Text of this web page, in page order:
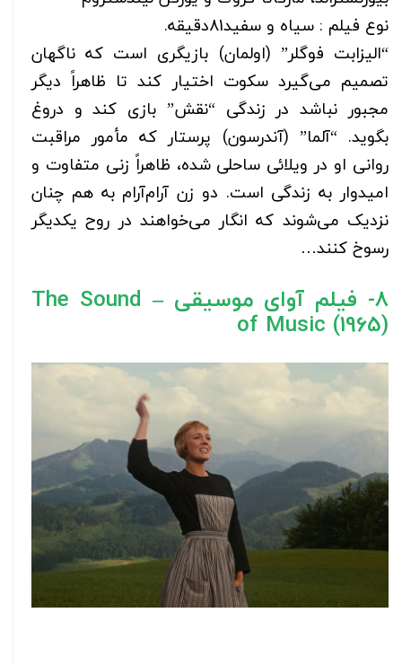
نوع فیلم : سیاه و سفید81دقیقه.
“الیزابت فوگلر” (اولمان) بازیگری است که ناگهان
تصمیم می‌گیرد سکوت اختیار کند تا ظاهراً دیگر
مجبور نباشد در زندگی “نقش” بازی کند و دروغ
بگوید. “آلما” (آندرسون) پرستار که مأمور مراقبت
روانی او در ویلائی ساحلی شده، ظاهراً زنی متفاوت و
امیدوار به زندگی است. دو زن آرام‌آرام به هم چنان
نزدیک می‌شوند که انگار می‌خواهند در روح یکدیگر
رسوخ کنند…
8- فیلم آوای موسیقی – The Sound
of Music (1965)